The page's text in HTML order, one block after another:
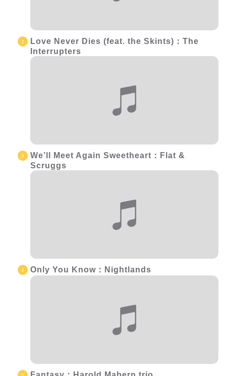
Love Never Dies (feat. the Skints)：The
Interrupters
We’ll Meet Again Sweetheart：Flat &
Scruggs
Only You Know：Nightlands